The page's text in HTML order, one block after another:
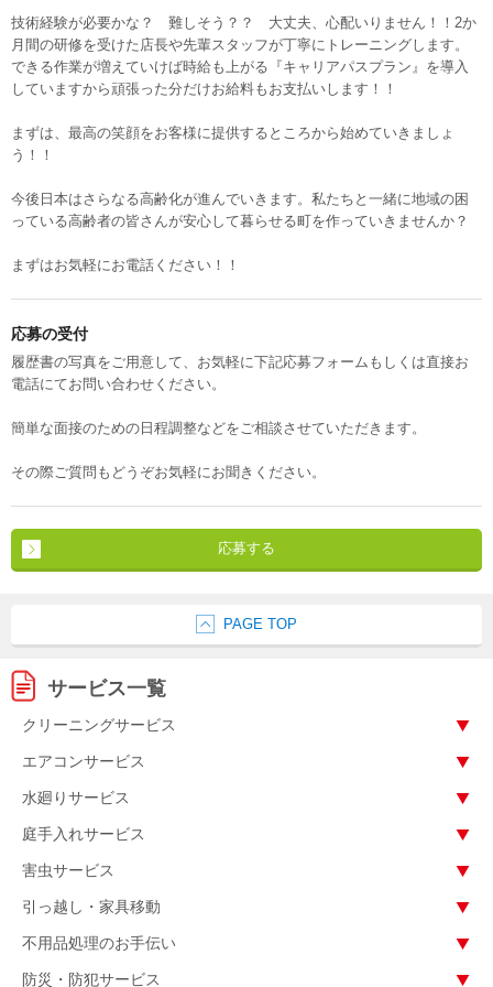
技術経験が必要かな？ 難しそう？？ 大丈夫、心配いりません！！2か
月間の研修を受けた店長や先輩スタッフが丁寧にトレーニングします。
できる作業が増えていけば時給も上がる『キャリアパスプラン』を導入
していますから頑張った分だけお給料もお支払いします！！
まずは、最高の笑顔をお客様に提供するところから始めていきましょ
う！！
今後日本はさらなる高齢化が進んでいきます。私たちと一緒に地域の困
っている高齢者の皆さんが安心して暮らせる町を作っていきませんか？
まずはお気軽にお電話ください！！
応募の受付
履歴書の写真をご用意して、お気軽に下記応募フォームもしくは直接お
電話にてお問い合わせください。
簡単な面接のための日程調整などをご相談させていただきます。
その際ご質問もどうぞお気軽にお聞きください。
応募する
PAGE TOP
サービス一覧
クリーニングサービス
エアコンサービス
水廻りサービス
庭手入れサービス
害虫サービス
引っ越し・家具移動
不用品処理のお手伝い
防災・防犯サービス